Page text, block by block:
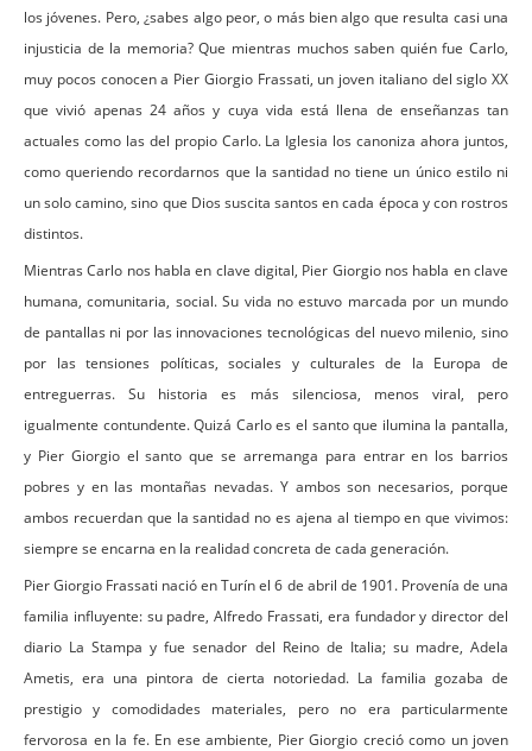
los jóvenes. Pero, ¿sabes algo peor, o más bien algo que resulta casi una
injusticia de la memoria? Que mientras muchos saben quién fue Carlo,
muy pocos conocen a Pier Giorgio Frassati, un joven italiano del siglo XX
que vivió apenas 24 años y cuya vida está llena de enseñanzas tan
actuales como las del propio Carlo. La Iglesia los canoniza ahora juntos,
como queriendo recordarnos que la santidad no tiene un único estilo ni
un solo camino, sino que Dios suscita santos en cada época y con rostros
distintos.
Mientras Carlo nos habla en clave digital, Pier Giorgio nos habla en clave
humana, comunitaria, social. Su vida no estuvo marcada por un mundo
de pantallas ni por las innovaciones tecnológicas del nuevo milenio, sino
por las tensiones políticas, sociales y culturales de la Europa de
entreguerras. Su historia es más silenciosa, menos viral, pero
igualmente contundente. Quizá Carlo es el santo que ilumina la pantalla,
y Pier Giorgio el santo que se arremanga para entrar en los barrios
pobres y en las montañas nevadas. Y ambos son necesarios, porque
ambos recuerdan que la santidad no es ajena al tiempo en que vivimos:
siempre se encarna en la realidad concreta de cada generación.
Pier Giorgio Frassati nació en Turín el 6 de abril de 1901. Provenía de una
familia influyente: su padre, Alfredo Frassati, era fundador y director del
diario La Stampa y fue senador del Reino de Italia; su madre, Adela
Ametis, era una pintora de cierta notoriedad. La familia gozaba de
prestigio y comodidades materiales, pero no era particularmente
fervorosa en la fe. En ese ambiente, Pier Giorgio creció como un joven